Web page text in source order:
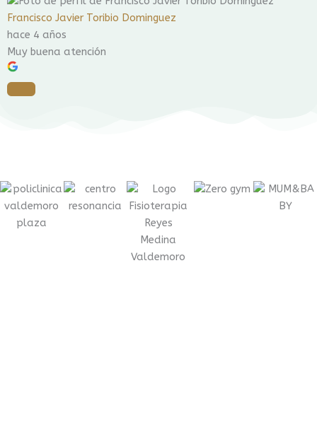
Francisco Javier Toribio Dominguez
hace 4 años
Muy buena atención